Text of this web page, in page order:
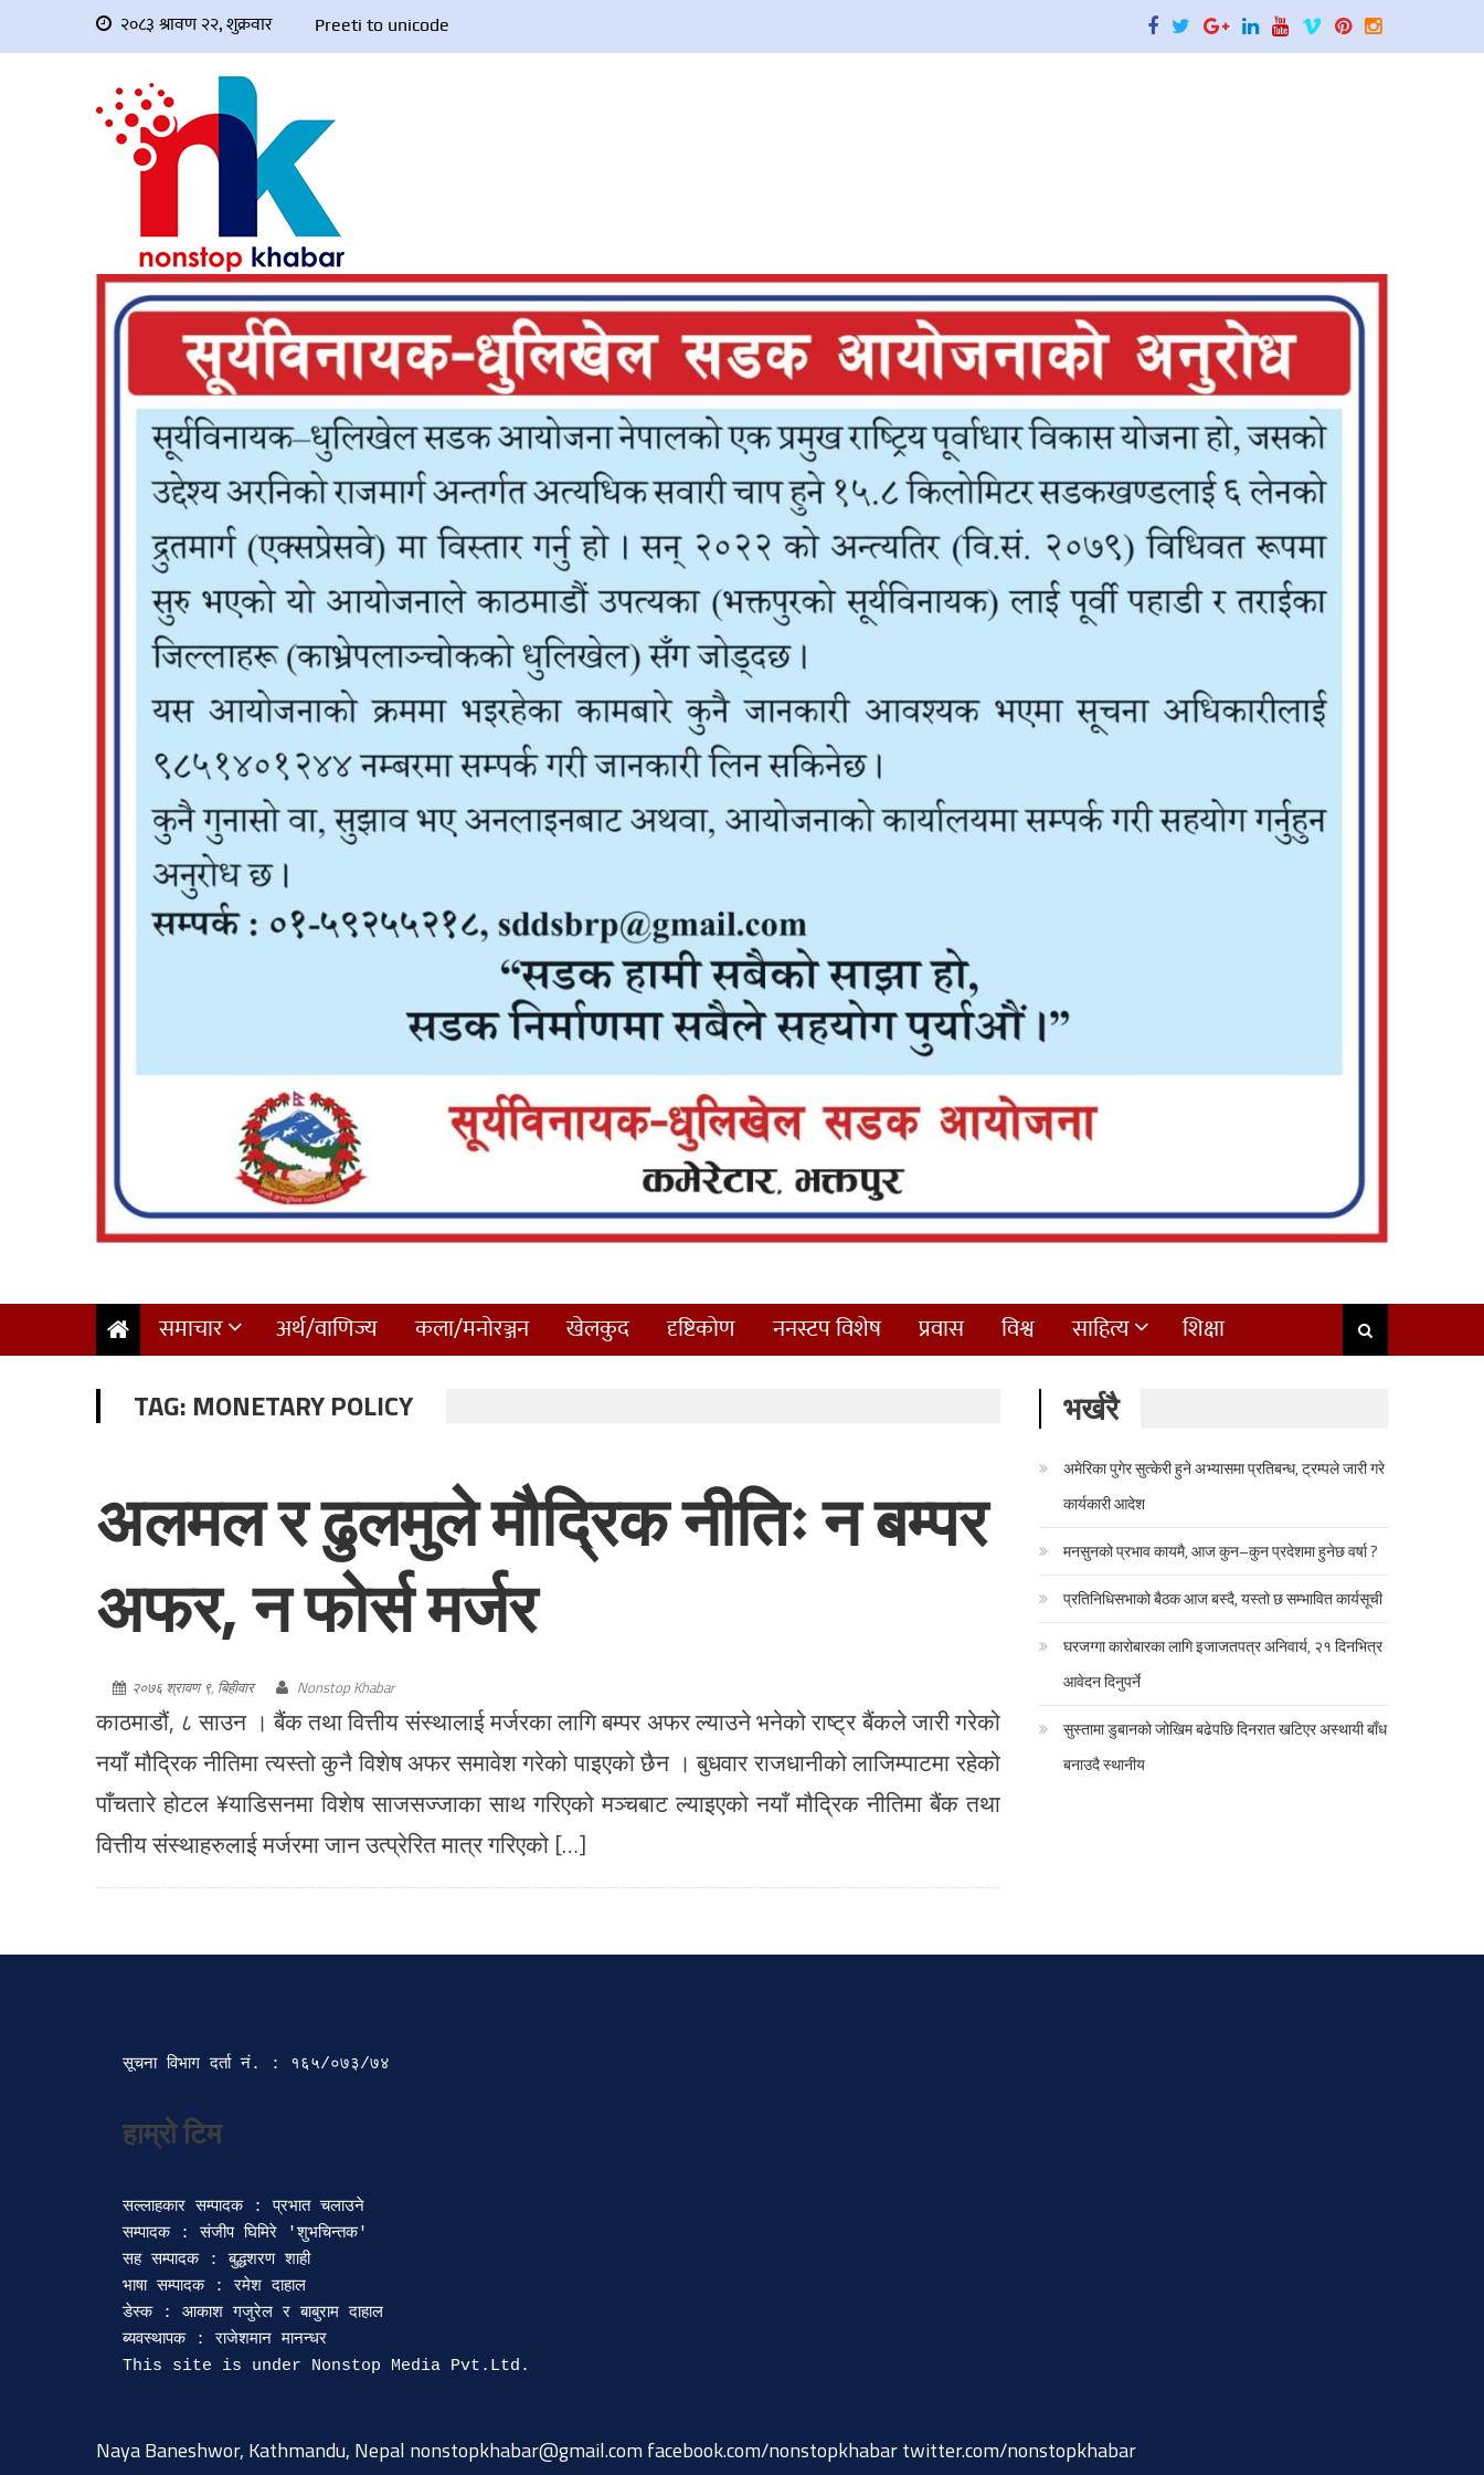
२०८३ श्रावण २२, शुक्रवार Preeti to unicode
समाचार अर्थ/वाणिज्य कला/मनोरञ्जन खेलकुद दृष्टिकोण ननस्टप विशेष प्रवास विश्व साहित्य शिक्षा
TAG: MONETARY POLICY
अलमल र ढुलमुले मौद्रिक नीतिः न बम्पर
अफर, न फोर्स मर्जर
२०७६ श्रावण ९, बिहीवार Nonstop Khabar
काठमाडौं, ८ साउन । बैंक तथा वित्तीय संस्थालाई मर्जरका लागि बम्पर अफर ल्याउने भनेको राष्ट्र बैंकले जारी गरेको
नयाँ मौद्रिक नीतिमा त्यस्तो कुनै विशेष अफर समावेश गरेको पाइएको छैन । बुधवार राजधानीको लाजिम्पाटमा रहेको
पाँचतारे होटल ¥याडिसनमा विशेष साजसज्जाका साथ गरिएको मञ्चबाट ल्याइएको नयाँ मौद्रिक नीतिमा बैंक तथा
वित्तीय संस्थाहरुलाई मर्जरमा जान उत्प्रेरित मात्र गरिएको […]
भर्खरै
अमेरिका पुगेर सुत्केरी हुने अभ्यासमा प्रतिबन्ध, ट्रम्पले जारी गरे
कार्यकारी आदेश
मनसुनको प्रभाव कायमै, आज कुन–कुन प्रदेशमा हुनेछ वर्षा ?
प्रतिनिधिसभाको बैठक आज बस्दै, यस्तो छ सम्भावित कार्यसूची
घरजग्गा कारोबारका लागि इजाजतपत्र अनिवार्य, २१ दिनभित्र
आवेदन दिनुपर्ने
सुस्तामा डुबानको जोखिम बढेपछि दिनरात खटिएर अस्थायी बाँध
बनाउदै स्थानीय
सूचना विभाग दर्ता‍ नं. : १६५/०७३/७४
हाम्रो टिम
सल्लाहकार सम्पादक : प्रभात चलाउने
सम्पादक : संजीप घिमिरे 'शुभचिन्तक'
सह सम्पादक : बुद्धशरण शाही
भाषा सम्पादक : रमेश दाहाल
डेस्क : आकाश गजुरेल र बाबुराम दाहाल
ब्यवस्थापक : राजेशमान मानन्धर
Naya Baneshwor, Kathmandu, Nepal nonstopkhabar@gmail.com facebook.com/nonstopkhabar twitter.com/nonstopkhabar